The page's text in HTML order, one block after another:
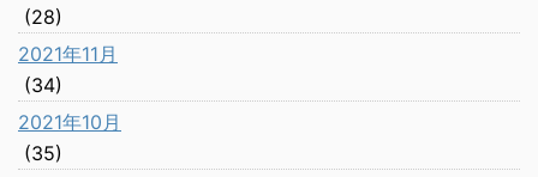
(28)
2021年11月
(34)
2021年10月
(35)